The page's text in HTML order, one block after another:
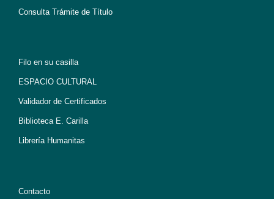
Consulta Trámite de Título
Filo en su casilla
ESPACIO CULTURAL
Validador de Certificados
Biblioteca E. Carilla
Librería Humanitas
Contacto